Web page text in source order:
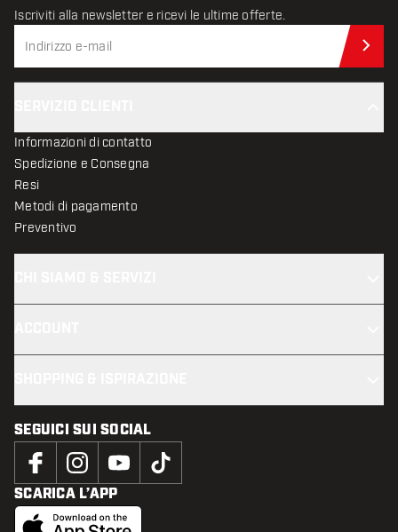
Iscriviti alla newsletter e ricevi le ultime offerte.
Informazioni di contatto
Spedizione e Consegna
Resi
Metodi di pagamento
Preventivo
SEGUICI SUI SOCIAL
SCARICA L’APP